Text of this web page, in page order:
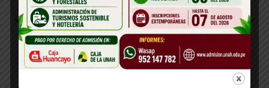
17 DE MARZO DE 2026
NUESTRAS SEDES